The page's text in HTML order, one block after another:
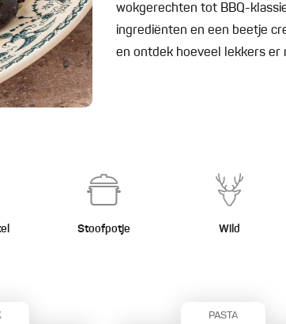
wokgerechten tot BBQ-
ingrediënten en een beetje
en ontdek hoeveel lekkers er
Stoofpotje Wild
PASTA